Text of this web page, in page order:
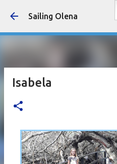
Accéder au
Sailing Olena
Isabela